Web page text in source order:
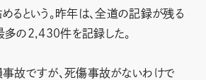
るという。昨年は、全道の記録が残る
の2,430件を記録した。
事故ですが、死傷事故がないわけで